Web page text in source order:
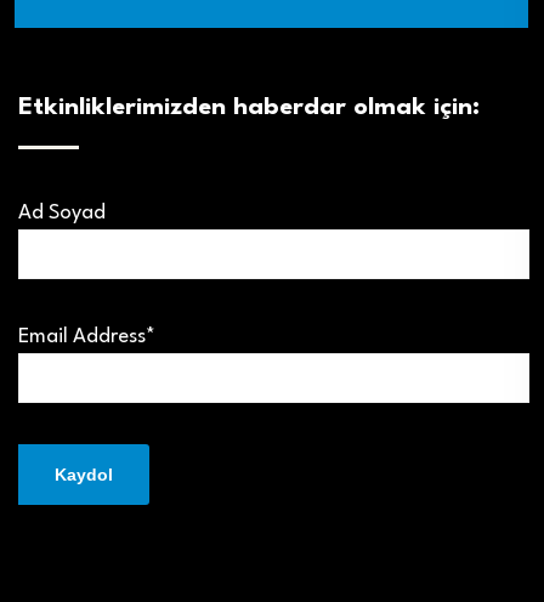
Etkinliklerimizden haberdar olmak için:
Ad Soyad
Email Address*